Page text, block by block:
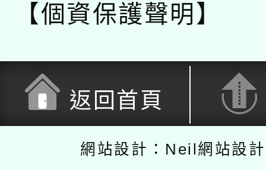
【個資保護聲明】
返回首頁
網站設計：Neil網站設